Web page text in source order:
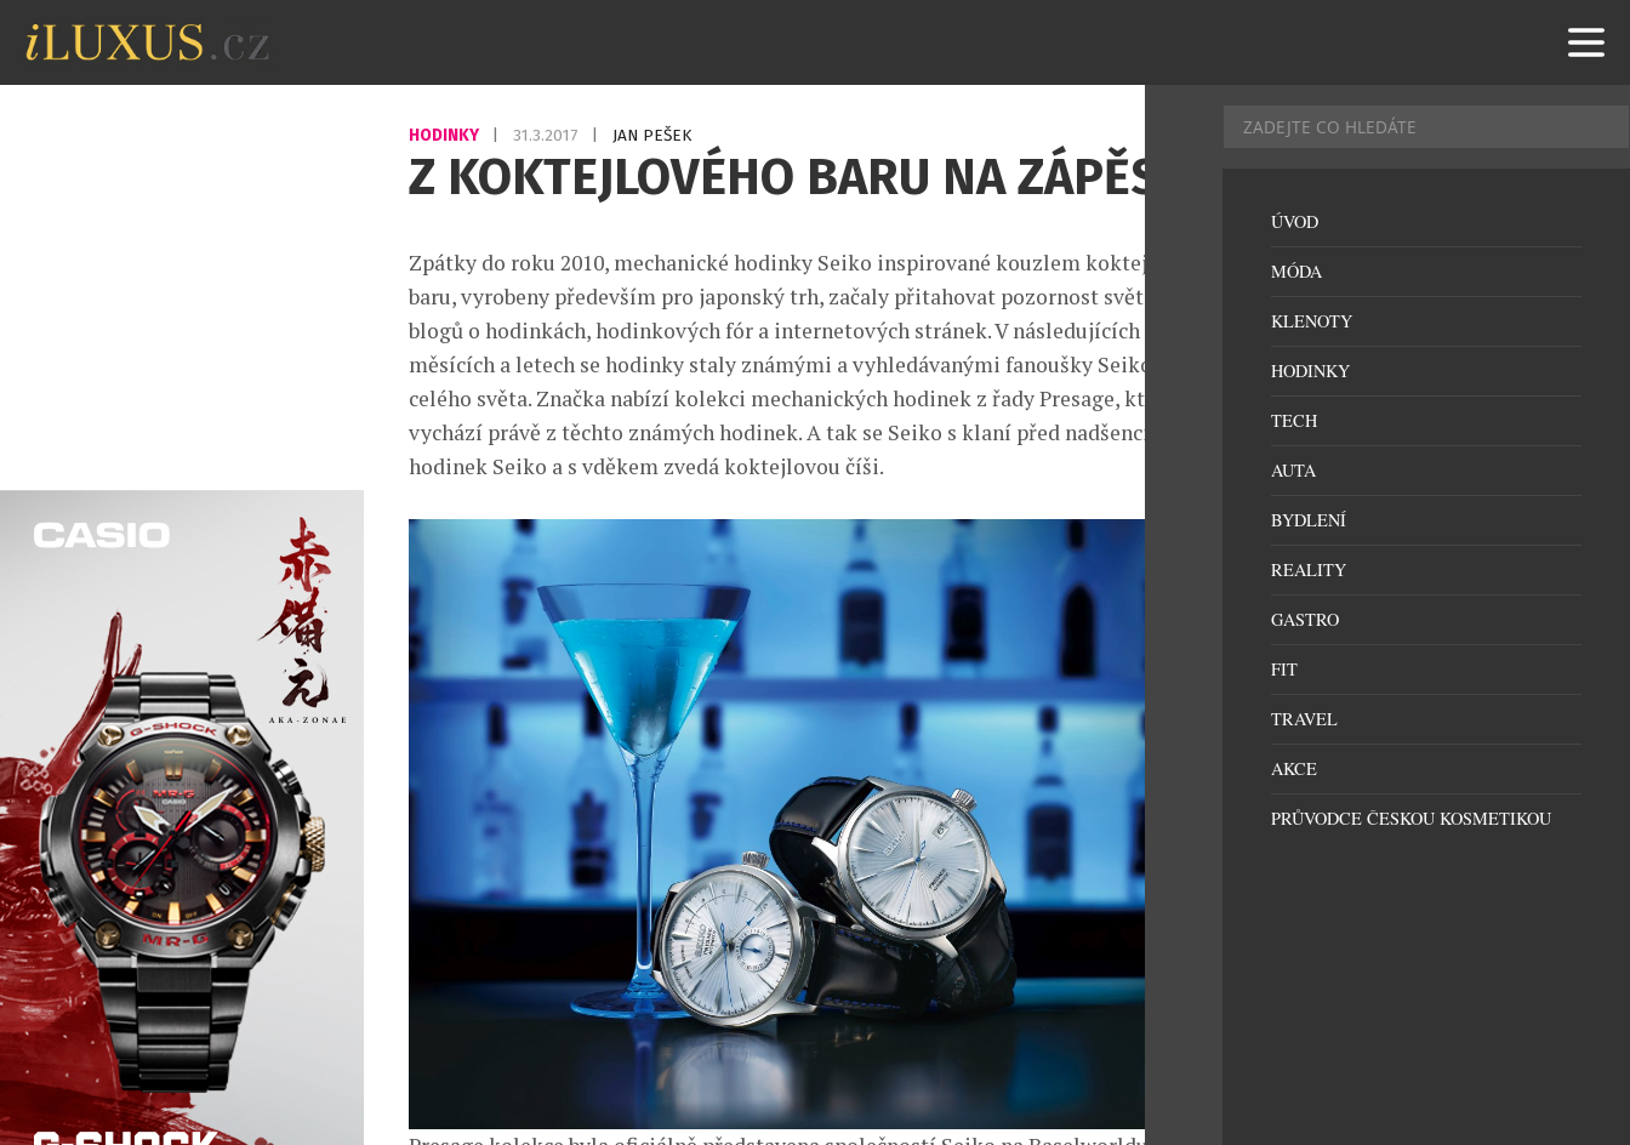
HODINKY 31.3.2017 JAN PEŠEK
Z KOKTEJLOVÉHO BARU NA ZÁPĚSTÍ
Zpátky do roku 2010, mechanické hodinky Seiko inspirované kouzlem koktejlového
baru, vyrobeny především pro japonský trh, začaly přitahovat pozornost světových
blogů o hodinkách, hodinkových fór a internetových stránek. V následujících
měsících a letech se hodinky staly známými a vyhledávanými fanoušky Seiko z
celého světa. Značka nabízí kolekci mechanických hodinek z řady Presage, která
vychází právě z těchto známých hodinek. A tak se Seiko s klaní před nadšenci
hodinek Seiko a s vděkem zvedá koktejlovou číši.
ÚVOD
MÓDA
KLENOTY
HODINKY
TECH
AUTA
BYDLENÍ
REALITY
GASTRO
FIT
TRAVEL
AKCE
PRŮVODCE ČESKOU KOSMETIKOU